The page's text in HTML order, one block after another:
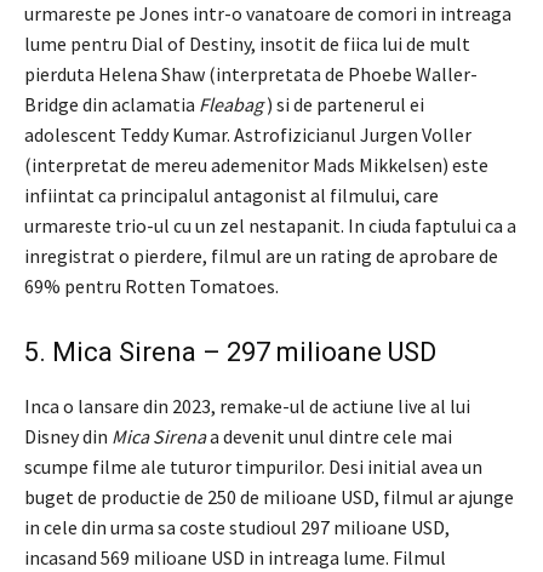
urmareste pe Jones intr-o vanatoare de comori in intreaga
lume pentru Dial of Destiny, insotit de fiica lui de mult
pierduta Helena Shaw (interpretata de Phoebe Waller-
Bridge din aclamatia Fleabag) si de partenerul ei
adolescent Teddy Kumar. Astrofizicianul Jurgen Voller
(interpretat de mereu ademenitor Mads Mikkelsen) este
infiintat ca principalul antagonist al filmului, care
urmareste trio-ul cu un zel nestapanit. In ciuda faptului ca a
inregistrat o pierdere, filmul are un rating de aprobare de
69% pentru Rotten Tomatoes.
5. Mica Sirena – 297 milioane USD
Inca o lansare din 2023, remake-ul de actiune live al lui
Disney din Mica Sirenaa devenit unul dintre cele mai
scumpe filme ale tuturor timpurilor. Desi initial avea un
buget de productie de 250 de milioane USD, filmul ar ajunge
in cele din urma sa coste studioul 297 milioane USD,
incasand 569 milioane USD in intreaga lume. Filmul